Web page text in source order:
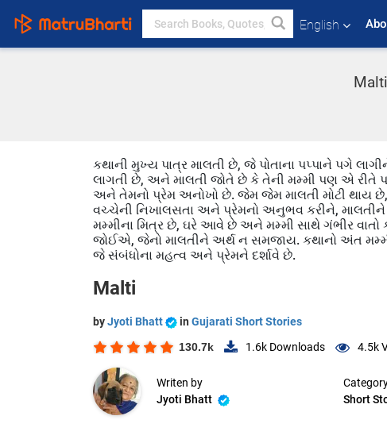
English
કથાની મુખ્ય પાત્ર માલતી છે, જે પોતાના પપ્પાને પગે
લાગતી છે, અને માલતી જોતે છે કે તેની મમ્મી પણ એ રીતે
અને તેમનો પ્રેમ અનોખો છે. જેમ જેમ માલતી મોટી થાય
વચ્ચેની નિખાલસતા અને પ્રેમનો અનુભવ કરીને,
મમ્મીના મિત્ર છે, ઘરે આવે છે અને મમ્મી સાથે ગંભીર
જોઈએ, જેનો માલતીને અર્થ ન સમજાય. કથાનો અંત
જે સંબંધોના મહત્વ અને પ્રેમને દર્શાવે છે.
Malti
byJyoti Bhatt in Gujarati Short Stories
130.7k 1.6k Downloads 4.5k
Writen by
Jyoti Bhatt
Short